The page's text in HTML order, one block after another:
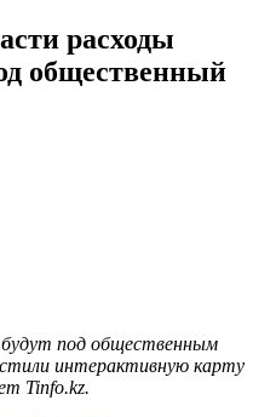
расходы
общественный
под общественным
интерактивную карту
Tinfo.kz.